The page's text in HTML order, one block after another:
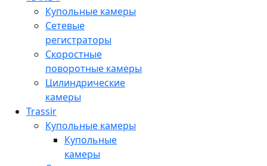
Купольные камеры
Сетевые
регистраторы
Скоростные
поворотные камеры
Цилиндрические
камеры
Trassir
Купольные камеры
Купольные
камеры